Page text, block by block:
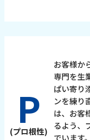
P
(プロ根性)
お客様か
専門を生
ぱい寄り
ンを練り
は、お客
るよう、